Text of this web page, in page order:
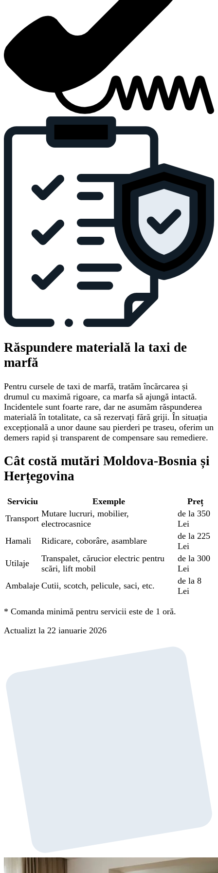
Răspundere materială la taxi de
marfă
Pentru cursele de taxi de marfă, tratăm încărcarea și
drumul cu maximă rigoare, ca marfa să ajungă intactă.
Incidentele sunt foarte rare, dar ne asumăm răspunderea
materială în totalitate, ca să rezervați fără griji. În situația
excepțională a unor daune sau pierderi pe traseu, oferim un
demers rapid și transparent de compensare sau remediere.
Cât costă mutări Moldova-Bosnia și
Herțegovina
Serviciu Exemple
Preț
Transport Mutare lucruri, mobilier,
electrocasnice
de la 350
Lei
Hamali
Ridicare, coborâre, asamblare
de la 225
Lei
Utilaje
Transpalet, cărucior electric pentru
scări, lift mobil
de la 300
Lei
Ambalaje Cutii, scotch, pelicule, saci, etc.
de la 8
Lei
* Comanda minimă pentru servicii este de 1 oră.
Actualizt la 22 ianuarie 2026